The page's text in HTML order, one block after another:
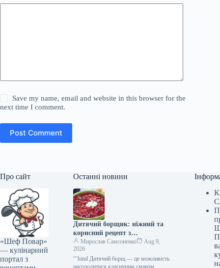
Save my name, email and website in this browser for the
next time I comment.
Post Comment
Про сайт
«Шеф Повар»
— кулінарний
портал з
Останні новини
Дитячий борщик: ніжний та
корисний рецепт з
покроковими фото
Мирослав Самсоненко
Aug 9,
2026
“`html Дитячий борщ — це можливість
насолодитися класичним смаком